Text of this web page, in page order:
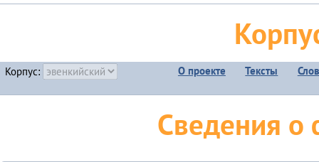
Корпус: О проекте Тексты
Сведения о